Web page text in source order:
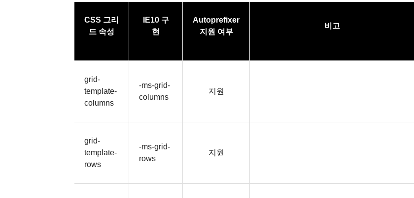
CSS 그리
드 속성
IE10 구
현
Autoprefixer
지원 여부
비고
grid-
template-
columns
-ms-grid-
columns
지원
grid-
template-
rows
-ms-grid-
rows
지원